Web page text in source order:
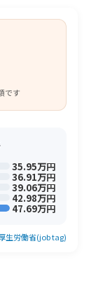
です
35.95万円
36.91万円
39.06万円
42.98万円
47.69万円
生労働省(job tag)